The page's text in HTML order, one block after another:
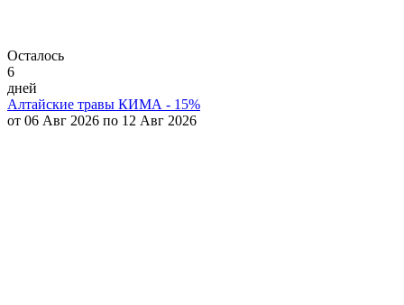
Осталось
6
дней
Алтайские травы КИМА - 15%
от 06 Авг 2026 по 12 Авг 2026